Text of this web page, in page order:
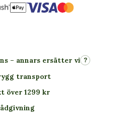
– annars ersätter vi ?
transport
över 1299 kr